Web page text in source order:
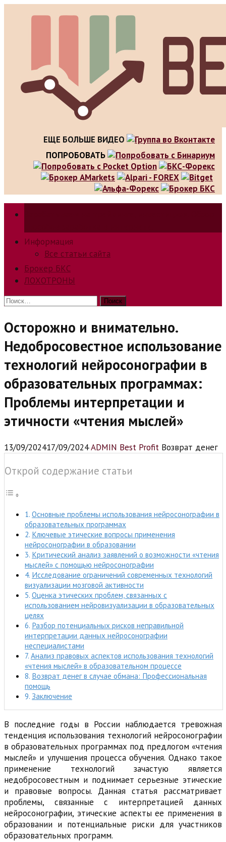
ЕЩЕ БОЛЬШЕ ВИДЕО
ПОПРОБОВАТЬ
Информация
Все статьи сайта
Брокер БКС
ЛОХОТРОНЫ
Найти:
Осторожно и внимательно.
Недобросовестное использование
технологий нейросонографии в
образовательных программах:
Проблемы интерпретации и
этичности «чтения мыслей»
13/09/202417/09/2024ADMIN Best Profit Возврат денег
Открой содержание статьи
Основные проблемы использования нейросонографии в
образовательных программах
Ключевые этические вопросы применения
нейросонографии в образовании
Критический анализ заявлений о возможности «чтения
мыслей» с помощью нейросонографии
Исследование ограничений современных технологий
визуализации мозговой активности
Оценка этических проблем, связанных с
использованием нейровизуализации в образовательных
целях
Разбор потенциальных рисков неправильной
интерпретации данных нейросонографии
неспециалистами
Анализ правовых аспектов использования технологий
«чтения мыслей» в образовательном процессе
Возврат денег в случае обмана: Профессиональная
помощь
Заключение
В последние годы в России наблюдается тревожная
тенденция использования технологий нейросонографии
в образовательных программах под предлогом «чтения
мыслей» и улучшения процесса обучения. Однако такое
применение технологий зачастую является
недобросовестным и поднимает серьезные этические
и правовые вопросы. Данная статья рассматривает
проблемы, связанные с интерпретацией данных
нейросонографии, этические аспекты ее применения в
образовании и потенциальные риски для участников
образовательных программ.